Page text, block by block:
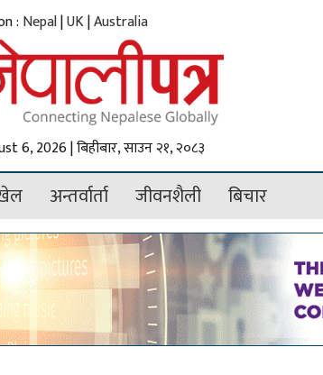
: Nepal|UK|Australia
6, 2026 | बिहीबार, साउन २१, २०८३
अन्तर्वार्ता जीवनशैली बिचार